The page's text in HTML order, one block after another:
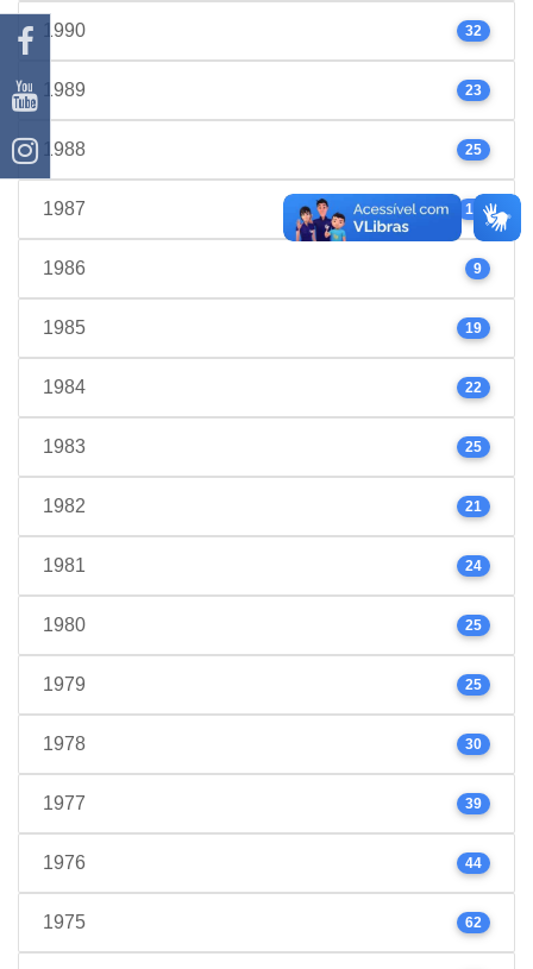
1990 32
1989 23
1988 25
1987 17
1986 9
1985 19
1984 22
1983 25
1982 21
1981 24
1980 25
1979 25
1978 30
1977 39
1976 44
1975 62